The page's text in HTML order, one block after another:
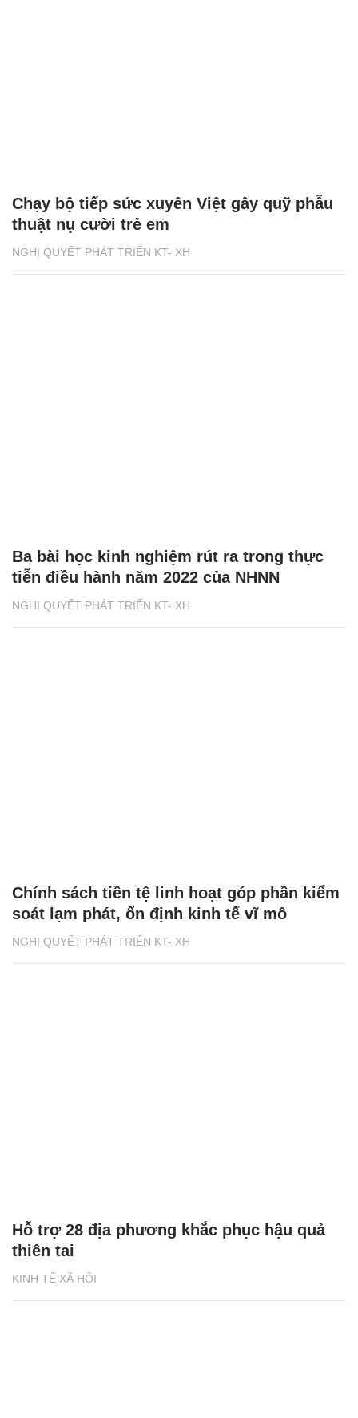
NGHỊ QUYẾT PHÁT TRIỂN KT- XH
Chạy bộ tiếp sức xuyên Việt gây quỹ phẫu
thuật nụ cười trẻ em
NGHỊ QUYẾT PHÁT TRIỂN KT- XH
Ba bài học kinh nghiệm rút ra trong thực
tiễn điều hành năm 2022 của NHNN
NGHỊ QUYẾT PHÁT TRIỂN KT- XH
Chính sách tiền tệ linh hoạt góp phần kiểm
soát lạm phát, ổn định kinh tế vĩ mô
KINH TẾ XÃ HỘI
Hỗ trợ 28 địa phương khắc phục hậu quả
thiên tai